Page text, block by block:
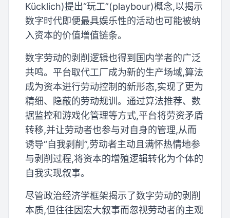
Kücklich)提出“玩工”(playbour)概念,以揭示
数字时代即便最具娱乐性的活动也可能被纳
入资本的价值增值链条。
数字劳动的剥削逻辑也得到国内学者的广泛
共鸣。平台取代工厂成为新的生产场域,算法
成为资本进行劳动控制的新形态,实现了更为
精细、隐蔽的劳动规训。通过算法推荐、数
据监控和游戏化管理等方式,平台将劳资矛盾
转移,并让劳动者也参与对自身的管理,从而
诱导“自我剥削”,劳动者主动且满怀热情地参
与剥削过程,将资本的增殖逻辑转化为个体的
自我实现叙事。
尽管政治经济学框架揭示了数字劳动的剥削
本质,但往往因宏大叙事而忽视劳动者的主观